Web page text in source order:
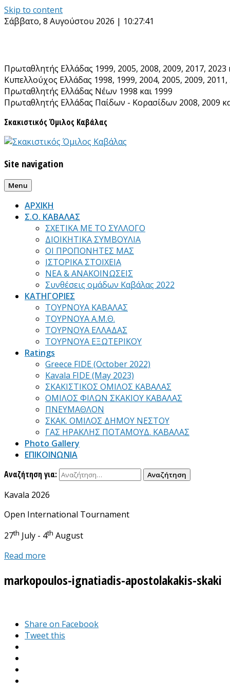
Skip to content
Σάββατο, 8 Αυγούστου 2026 | 10:27:43
Πρωταθλητής Ελλάδας 1999, 2005, 2008, 2009, 2017, 2023
Κυπελλούχος Ελλάδας 1998, 1999, 2004, 2005, 2009, 2011,
Πρωταθλητής Ελλάδας Νέων 1998 και 1999
Πρωταθλητής Ελλάδας Παίδων - Κορασίδων 2008, 2009
Σκακιστικός Όμιλος Καβάλας
Site navigation
Menu
ΑΡΧΙΚΗ
Σ.Ο. ΚΑΒΑΛΑΣ
ΣΧΕΤΙΚΑ ΜΕ ΤΟ ΣΥΛΛΟΓΟ
ΔΙΟΙΚΗΤΙΚΑ ΣΥΜΒΟΥΛΙΑ
ΟΙ ΠΡΟΠΟΝΗΤΕΣ ΜΑΣ
ΙΣΤΟΡΙΚΑ ΣΤΟΙΧΕΙΑ
ΝΕΑ & ΑΝΑΚΟΙΝΩΣΕΙΣ
Συνθέσεις ομάδων Καβάλας 2022
ΚΑΤΗΓΟΡΙΕΣ
ΤΟΥΡΝΟΥΑ ΚΑΒΑΛΑΣ
ΤΟΥΡΝΟΥΑ Α.Μ.Θ.
ΤΟΥΡΝΟΥΑ ΕΛΛΑΔΑΣ
ΤΟΥΡΝΟΥΑ ΕΞΩΤΕΡΙΚΟΥ
Ratings
Greece FIDE (October 2022)
Kavala FIDE (May 2023)
ΣΚΑΚΙΣΤΙΚΟΣ ΟΜΙΛΟΣ ΚΑΒΑΛΑΣ
ΟΜΙΛΟΣ ΦΙΛΩΝ ΣΚΑΚΙΟΥ ΚΑΒΑΛΑΣ
ΠΝΕΥΜΑΘΛΟΝ
ΣΚΑΚ. ΟΜΙΛΟΣ ΔΗΜΟΥ ΝΕΣΤΟΥ
ΓΑΣ ΗΡΑΚΛΗΣ ΠΟΤΑΜΟΥΔ. ΚΑΒΑΛΑΣ
Photo Gallery
ΕΠΙΚΟΙΝΩΝΙΑ
Αναζήτηση για:
Kavala 2026
Open International Tournament
27th July - 4th August
Read more
markopoulos-ignatiadis-apostolakakis-skaki
Share on Facebook
Tweet this